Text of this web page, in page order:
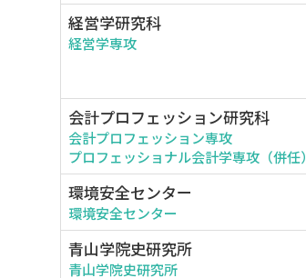
経営学研究科
経営学専攻
会計プロフェッション研究科
会計プロフェッション専攻
プロフェッショナル会計学専攻（併任）
環境安全センター
環境安全センター
青山学院史研究所
青山学院史研究所